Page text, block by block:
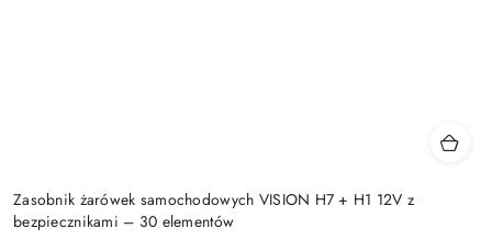
Zasobnik żarówek samochodowych VISION H7 + H1 12V z
bezpiecznikami – 30 elementów